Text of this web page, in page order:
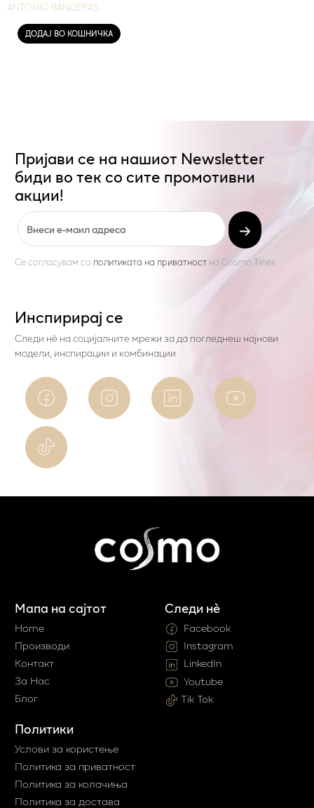
ANTONIO BANDERAS
ДОДАЈ ВО КОШНИЧКА
Пријави се на нашиот Newsletter
биди во тек со сите промотивни
акции!
Се согласувам со политиката на приватност на Cosmo Tinex
Инспирирај се
Следи нѐ на социјалните мрежи за да погледнеш најнови
модели, инспирации и комбинации
Мапа на сајтот
Home
Производи
Контакт
За Нас
Блог
Политики
Услови за користење
Политика за приватност
Политика за колачиња
Политика за достава
Следи нè
Facebook
Instagram
LinkedIn
Youtube
Tik Tok